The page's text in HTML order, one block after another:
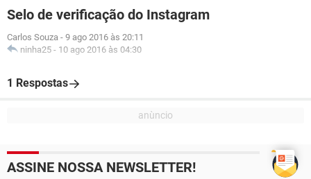
Selo de verificação do Instagram
Carlos Souza - 9 ago 2016 às 20:11
ninha25 - 10 ago 2016 às 04:30
1 Respostas
ASSINE NOSSA NEWSLETTER!